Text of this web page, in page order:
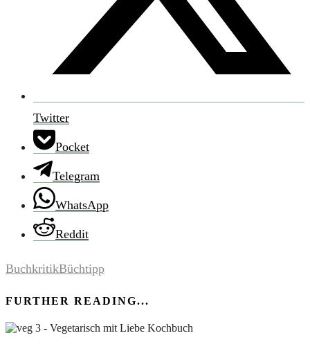
Twitter
Pocket
Telegram
WhatsApp
Reddit
BuchkritikBüchtipp
FURTHER READING...